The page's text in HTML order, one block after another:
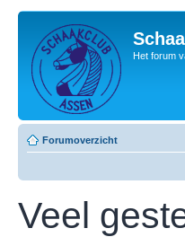
Het forum
Forumoverzicht
Veel